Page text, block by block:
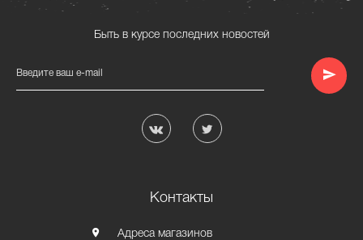
Быть в курсе последних новостей
Введите ваш e-mail
Контакты
Адреса магазинов